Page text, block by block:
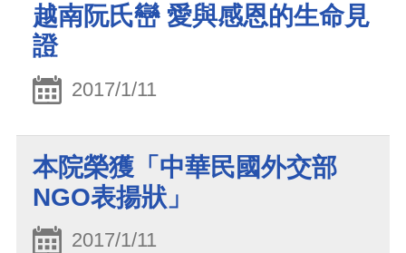
越南阮氏巒 愛與感恩的生命見
證
2017/1/11
本院榮獲「中華民國外交部
NGO表揚狀」
2017/1/11